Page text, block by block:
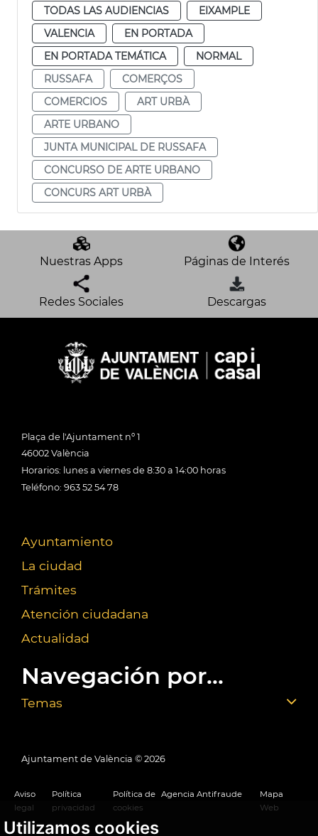
Utilizamos cookies
TODAS LAS AUDIENCIAS
EIXAMPLE
VALENCIA
EN PORTADA
EN PORTADA TEMÁTICA
NORMAL
RUSSAFA
COMERÇOS
COMERCIOS
ART URBÀ
ARTE URBANO
JUNTA MUNICIPAL DE RUSSAFA
CONCURSO DE ARTE URBANO
CONCURS ART URBÀ
Nuestras Apps Páginas de Interés
Redes Sociales Descargas
Plaça de l'Ajuntament nº 1
46002 València
Horarios: lunes a viernes de 8:30 a 14:00 horas
Teléfono: 963 52 54 78
Ayuntamiento
La ciudad
Trámites
Atención ciudadana
Actualidad
Navegación por...
Temas
Ajuntament de València © 2026
Aviso
legal
Política
privacidad
Política de
cookies
Agencia Antifraude
Mapa
Web